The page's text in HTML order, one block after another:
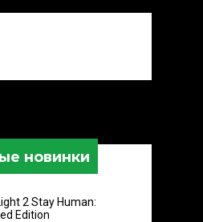
новинки
2 Stay Human:
Edition